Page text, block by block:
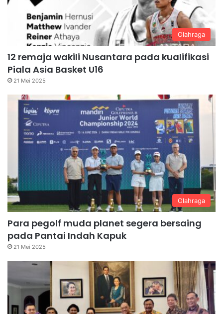
Olahraga
12 remaja wakili Nusantara pada kualifikasi
Piala Asia Basket U16
21 Mei 2025
Olahraga
Para pegolf muda planet segera bersaing
pada Pantai Indah Kapuk
21 Mei 2025